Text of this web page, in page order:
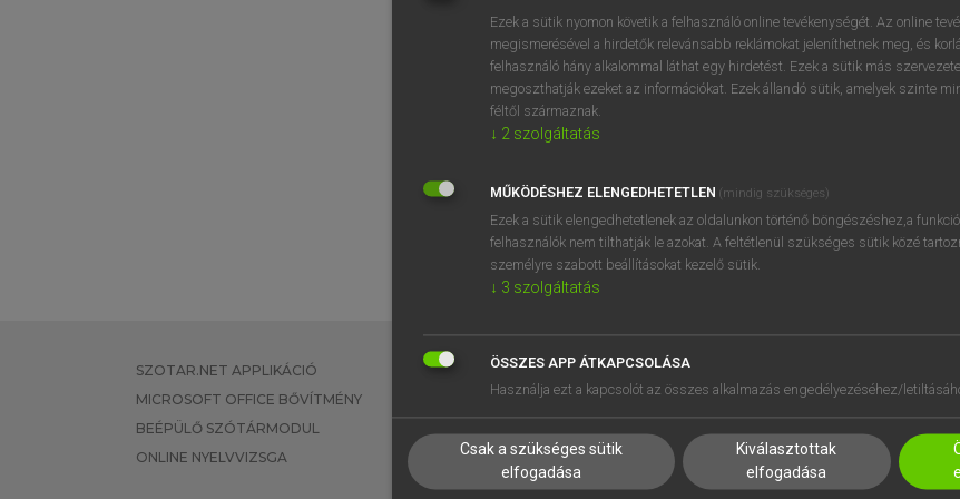
BELÉPÉS
próbaverziójának
regisztrálok és
SZOTAR.NET APPLIKÁCIÓ
MICROSOFT OFFICE BŐVÍTMÉNY
BEÉPÜLŐ SZÓTÁRMODUL
ONLINE NYELVVIZSGA
EGYÉNI FELHASZNÁLÓKNAK
TANULÓKNAK
VÁLLALATI MEGOLDÁSOK
SÚGÓ
RÓLUNK
SÜTI BEÁLLÍTÁSOK
Ezek a sütik nyomon követik a felhasználó online tevékenységét. Az online
megismerésével a hirdetők relevánsabb reklámokat jeleníthetnek meg, és
felhasználó hány alkalommal láthat egy hirdetést. Ezek a sütik más
megoszthatják ezeket az információkat. Ezek állandó sütik, amelyek szinte
féltől származnak.
↓ 2 szolgáltatás
MŰKÖDÉSHEZ ELENGEDHETETLEN (mindig szükséges)
Ezek a sütik elengedhetetlenek az oldalunkon történő böngészéshez,a
felhasználók nem tilthatják le azokat. A feltétlenül szükséges sütik közé
személyre szabott beállításokat kezelő sütik.
↓ 3 szolgáltatás
ÖSSZES APP ÁTKAPCSOLÁSA
Használja ezt a kapcsolót az összes alkalmazás engedélyezéséhez/
Csak a szükséges sütik
elfogadása
Kiválasztottak
elfogadása